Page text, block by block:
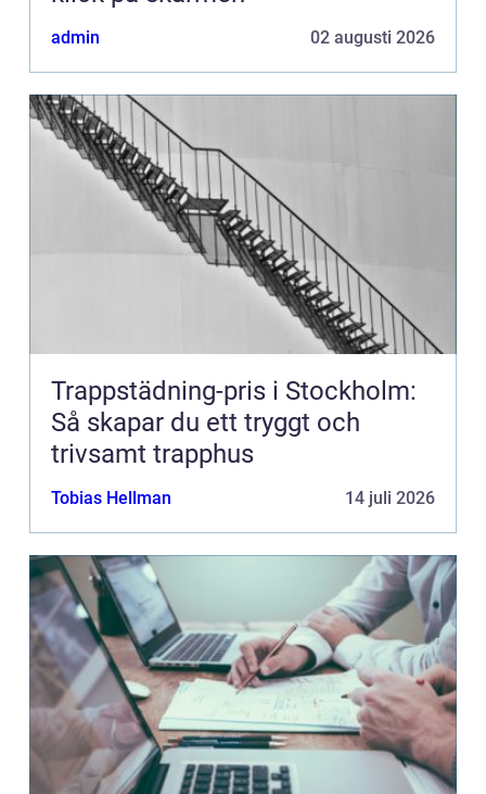
admin 02 augusti 2026
Trappstädning-pris i Stockholm:
Så skapar du ett tryggt och
trivsamt trapphus
Tobias Hellman 14 juli 2026